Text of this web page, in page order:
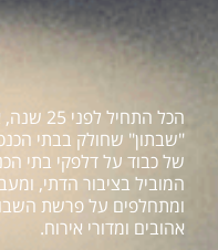
הכל
"שבתון" שחולק בבתי
של כבוד על דלפקי בתי
המוביל בציבור הדתי,
ומתחלפים על פרשת
אהובים ומדורי אירוח.